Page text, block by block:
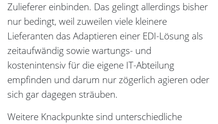
Zulieferer einbinden. Das gelingt allerdings bisher
nur bedingt, weil zuweilen viele kleinere
Lieferanten das Adaptieren einer EDI-Lösung als
zeitaufwändig sowie wartungs- und
kostenintensiv für die eigene IT-Abteilung
empfinden und darum nur zögerlich agieren oder
sich gar dagegen sträuben.
Weitere Knackpunkte sind unterschiedliche